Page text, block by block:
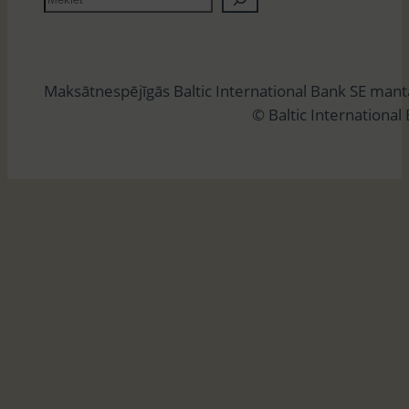
e
ē
Maksātnespējīgās Baltic International Bank SE
© Baltic International